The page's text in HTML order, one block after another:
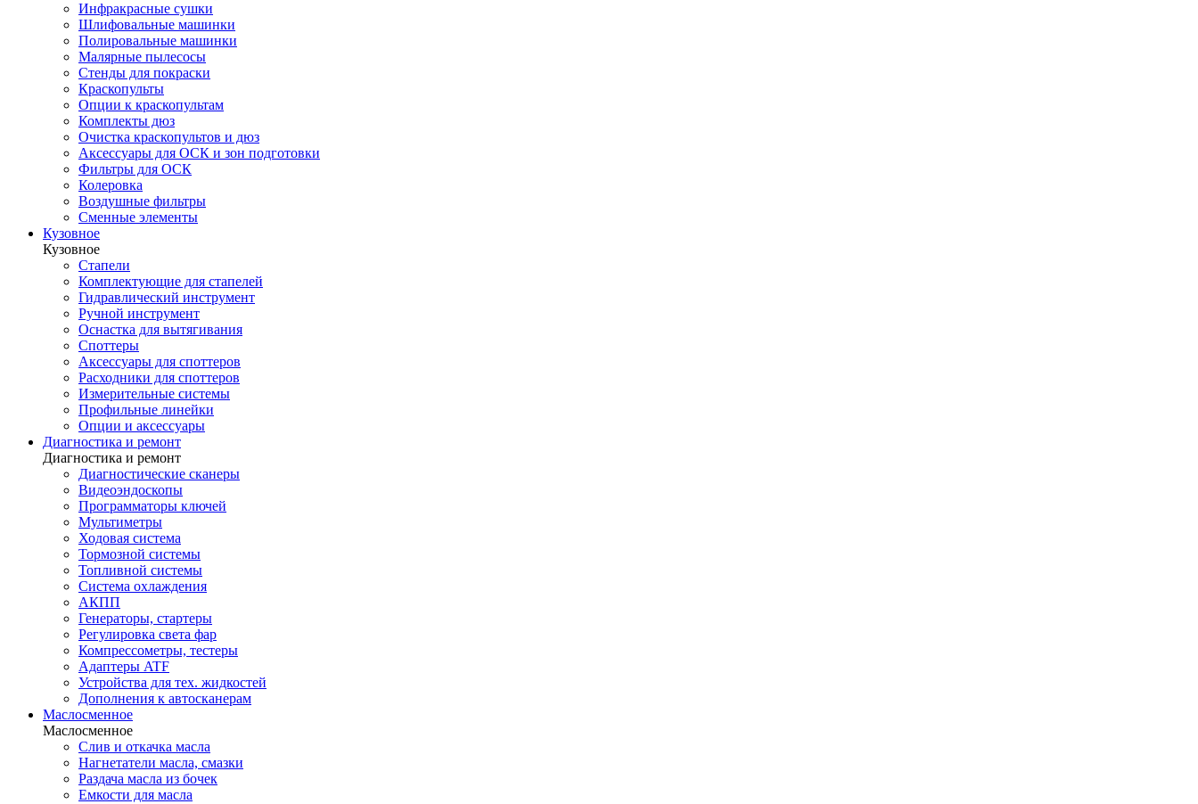
Инфракрасные сушки
Шлифовальные машинки
Полировальные машинки
Малярные пылесосы
Стенды для покраски
Краскопульты
Опции к краскопультам
Комплекты дюз
Очистка краскопультов и дюз
Аксессуары для ОСК и зон подготовки
Фильтры для ОСК
Колеровка
Воздушные фильтры
Сменные элементы
Кузовное
Кузовное
Стапели
Комплектующие для стапелей
Гидравлический инструмент
Ручной инструмент
Оснастка для вытягивания
Споттеры
Аксессуары для споттеров
Расходники для споттеров
Измерительные системы
Профильные линейки
Опции и аксессуары
Диагностика и ремонт
Диагностика и ремонт
Диагностические сканеры
Видеоэндоскопы
Программаторы ключей
Мультиметры
Ходовая система
Тормозной системы
Топливной системы
Система охлаждения
АКПП
Генераторы, стартеры
Регулировка света фар
Компрессометры, тестеры
Адаптеры ATF
Устройства для тех. жидкостей
Дополнения к автосканерам
Маслосменное
Маслосменное
Слив и откачка масла
Нагнетатели масла, смазки
Раздача масла из бочек
Емкости для масла